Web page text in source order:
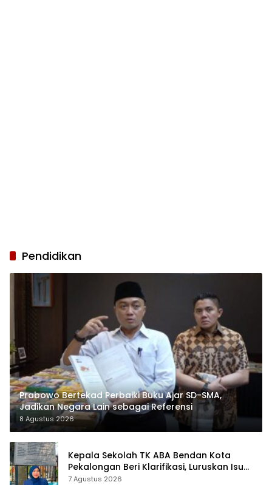
Pendidikan
Prabowo Bertekad Perbaiki Buku Ajar SD-SMA,
Jadikan Negara Lain sebagai Referensi
8 Agustus 2026
Kepala Sekolah TK ABA Bendan Kota
Pekalongan Beri Klarifikasi, Luruskan Isu
Proyek Revitalisasi
7 Agustus 2026